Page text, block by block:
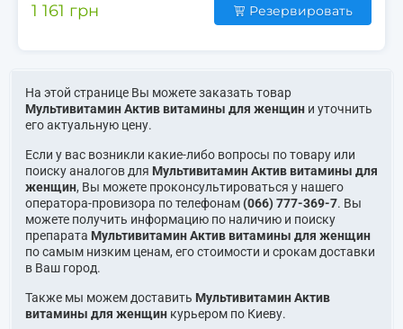
Резервировать
1 161 грн
На этой странице Вы можете заказать товар
Мультивитамин Актив витамины для женщин и уточнить
его актуальную цену.
Если у вас возникли какие-либо вопросы по товару или
поиску аналогов для Мультивитамин Актив витамины для
женщин, Вы можете проконсультироваться у нашего
оператора-провизора по телефонам (066) 777-369-7. Вы
можете получить информацию по наличию и поиску
препарата Мультивитамин Актив витамины для женщин
по самым низким ценам, его стоимости и срокам доставки
в Ваш город.
Также мы можем доставить Мультивитамин Актив
витамины для женщин курьером по Киеву.